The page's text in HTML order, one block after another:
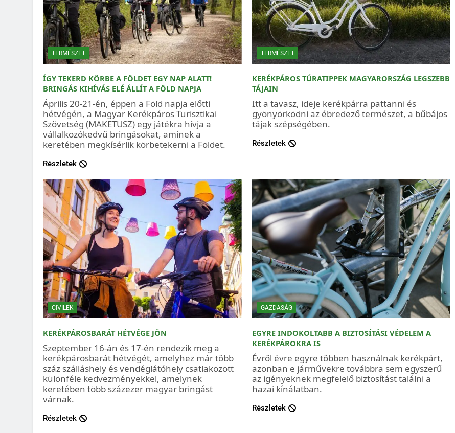
TERMÉSZET
ÍGY TEKERD KÖRBE A FÖLDET EGY NAP ALATT!
BRINGÁS KIHÍVÁS ELÉ ÁLLÍT A FÖLD NAPJA
Április 20-21-én, éppen a Föld napja előtti
hétvégén, a Magyar Kerékpáros Turisztikai
Szövetség (MAKETUSZ) egy játékra hívja a
vállalkozókedvű bringásokat, aminek a
keretében megkísérlik körbetekerni a Földet.
Részletek
TERMÉSZET
KERÉKPÁROS TÚRATIPPEK MAGYARORSZÁG LEGSZEBB
TÁJAIN
Itt a tavasz, ideje kerékpárra pattanni és
gyönyörködni az ébredező természet, a bűbájos
tájak szépségében.
Részletek
CIVILEK
KERÉKPÁROSBARÁT HÉTVÉGE JÖN
Szeptember 16-án és 17-én rendezik meg a
kerékpárosbarát hétvégét, amelyhez már több
száz szálláshely és vendéglátóhely csatlakozott
különféle kedvezményekkel, amelynek
keretében több százezer magyar bringást
várnak.
Részletek
GAZDASÁG
EGYRE INDOKOLTABB A BIZTOSÍTÁSI VÉDELEM A
KERÉKPÁROKRA IS
Évről évre egyre többen használnak kerékpárt,
azonban e járművekre továbbra sem egyszerű
az igényeknek megfelelő biztosítást találni a
hazai kínálatban.
Részletek